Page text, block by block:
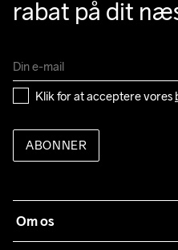
rabat på dit
Klik for at acceptere vores
ABONNER
Om os